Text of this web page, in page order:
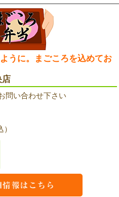
うに。まごころを込めてお
店
問い合わせ下さい